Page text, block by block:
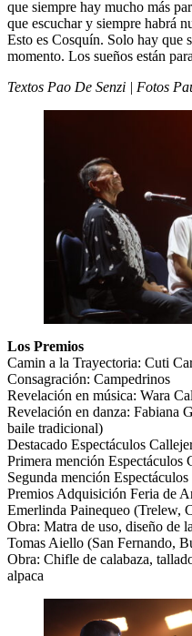
que siempre hay mucho más
que escuchar y siempre habrá
Esto es Cosquín. Solo hay que
momento. Los sueños están
Textos Pao De Senzi | Fotos
Los Premios
Camin a la Trayectoria: Cuti
Consagración: Campedrinos
Revelación en música: Wara
Revelación en danza: Fabiana
baile tradicional)
Destacado Espectáculos
Primera mención Espectáculos
Segunda mención
Premios Adquisición Feria de
Emerlinda Painequeo (Trelew,
Obra: Matra de uso, diseño de
Tomas Aiello (San Fernando,
Obra: Chifle de calabaza,
alpaca